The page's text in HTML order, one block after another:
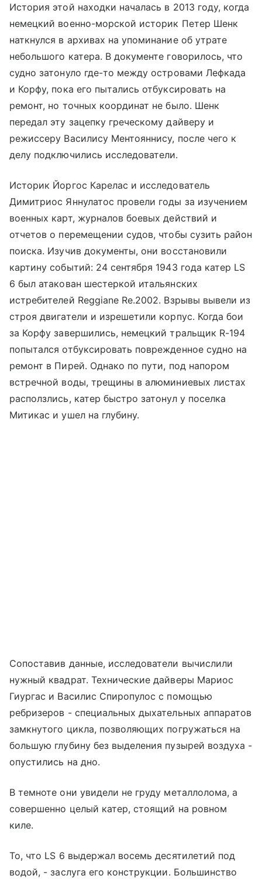
История этой находки началась в 2013 году, когда
немецкий военно-морской историк Петер Шенк
наткнулся в архивах на упоминание об утрате
небольшого катера. В документе говорилось, что
судно затонуло где-то между островами Лефкада
и Корфу, пока его пытались отбуксировать на
ремонт, но точных координат не было. Шенк
передал эту зацепку греческому дайверу и
режиссеру Василису Ментояннису, после чего к
делу подключились исследователи.
Историк Йоргос Карелас и исследователь
Димитриос Яннулатос провели годы за изучением
военных карт, журналов боевых действий и
отчетов о перемещении судов, чтобы сузить район
поиска. Изучив документы, они восстановили
картину событий: 24 сентября 1943 года катер LS
6 был атакован шестеркой итальянских
истребителей Reggiane Re.2002. Взрывы вывели из
строя двигатели и изрешетили корпус. Когда бои
за Корфу завершились, немецкий тральщик R-194
попытался отбуксировать поврежденное судно на
ремонт в Пирей. Однако по пути, под напором
встречной воды, трещины в алюминиевых листах
расползлись, катер быстро затонул у поселка
Митикас и ушел на глубину.
Сопоставив данные, исследователи вычислили
нужный квадрат. Технические дайверы Мариос
Гиургас и Василис Спиропулос с помощью
ребризеров - специальных дыхательных аппаратов
замкнутого цикла, позволяющих погружаться на
большую глубину без выделения пузырей воздуха -
опустились на дно.
В темноте они увидели не груду металлолома, а
совершенно целый катер, стоящий на ровном
киле.
То, что LS 6 выдержал восемь десятилетий под
водой, - заслуга его конструкции. Большинство